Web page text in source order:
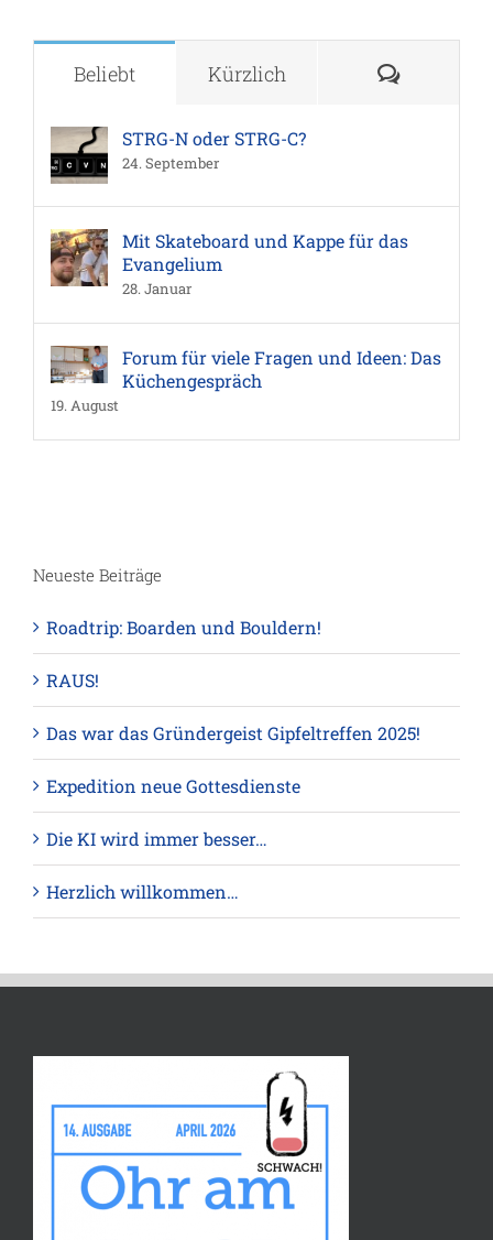
Beliebt Kürzlich
STRG-N oder STRG-C?
24. September
Mit Skateboard und Kappe für das
Evangelium
28. Januar
Forum für viele Fragen und Ideen: Das
Küchengespräch
19. August
Neueste Beiträge
Roadtrip: Boarden und Bouldern!
RAUS!
Das war das Gründergeist Gipfeltreffen 2025!
Expedition neue Gottesdienste
Die KI wird immer besser…
Herzlich willkommen…